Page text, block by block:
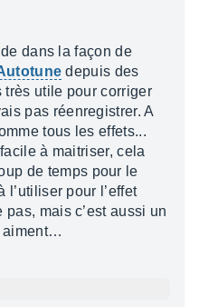
dans la façon de
depuis des
très utile pour corriger
pas réenregistrer. A
tous les effets...
à maitriser, cela
de temps pour le
l’utiliser pour l’effet
mais c’est aussi un
aiment…